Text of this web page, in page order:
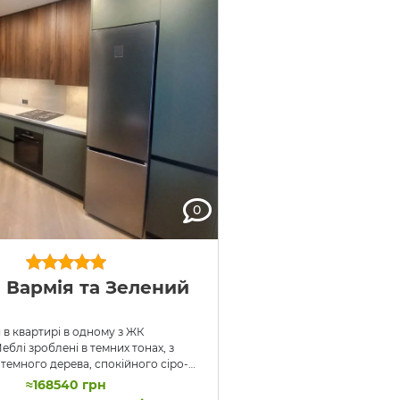
0
Вармія та Зелений
в квартирі в одному з ЖК
зроблені в темних тонах, з
дерева, спокійного сіро-
та чорних акцентів. Як у
кухнях під замовлення, тут
≈168540 грн